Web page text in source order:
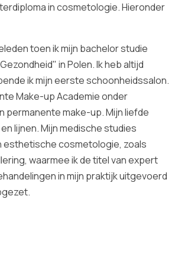
in cosmetologie. Hieronder
toen ik mijn bachelor studie
in Polen. Ik heb altijd
ik mijn eerste schoonheidssalon.
Make-up Academie onder
permanente make-up. Mijn liefde
lijnen. Mijn medische studies
esthetische cosmetologie, zoals
waarmee ik de titel van expert
in mijn praktijk uitgevoerd